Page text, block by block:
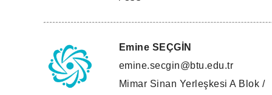
Emine SEÇGİN
emine.secgin@btu.edu.tr
Mimar Sinan Yerleşkesi A Blok /